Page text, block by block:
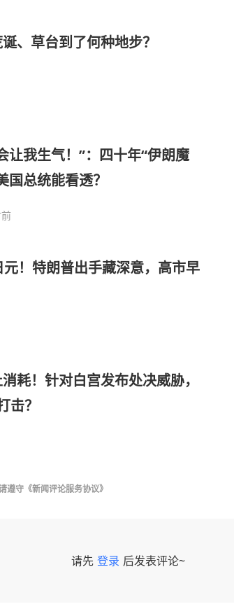
、草台到了何种地步？
让我生气！”：四十年“伊朗魔
国总统能看透？
！特朗普出手藏深意，高市早
耗！针对白宫发布处决威胁，
击？
遵守 《新闻评论服务协议》
请先 登录 后发表评论~